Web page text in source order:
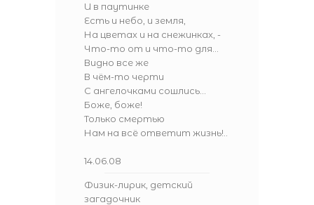
И в паутинке
Есть и небо, и земля,
На цветах и на снежинках, -
Что-то от и что-то для...
Видно все же
В чём-то черти
С ангелочками сошлись...
Боже, боже!
Только смертью
Нам на всё ответит жизнь!..
14.06.08
Физик-лирик, детский
загадочник